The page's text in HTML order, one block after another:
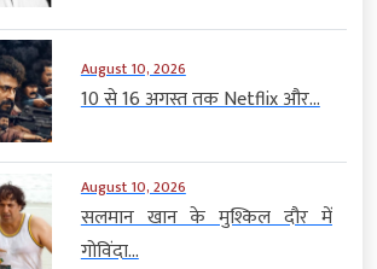
August 10, 2026
10 से 16 अगस्त तक Netflix और...
August 10, 2026
सलमान खान के मुश्किल दौर में
गोविंदा...